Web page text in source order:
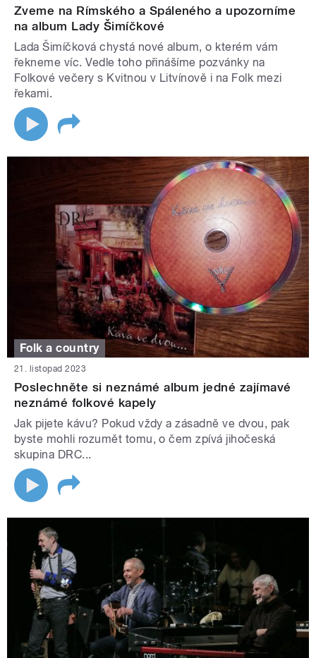
Zveme na Rímského a Spáleného a upozorníme
na album Lady Šimíčkové
Lada Šimíčková chystá nové album, o kterém vám
řekneme víc. Vedle toho přinášíme pozvánky na
Folkové večery s Kvitnou v Litvínově i na Folk mezi
řekami.
Folk a country
21. listopad 2023
Poslechněte si neznámé album jedné zajímavé
neznámé folkové kapely
Jak pijete kávu? Pokud vždy a zásadně ve dvou, pak
byste mohli rozumět tomu, o čem zpívá jihočeská
skupina DRC...